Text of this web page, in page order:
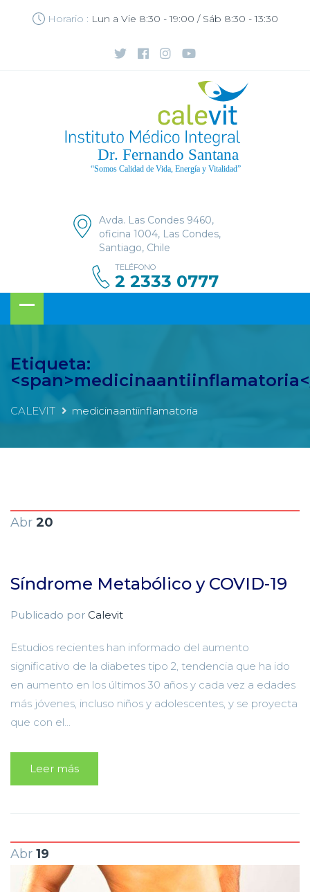
Horario : Lun a Vie 8:30 - 19:00 / Sáb 8:30 - 13:30
Avda. Las Condes 9460,
oficina 1004, Las Condes,
Santiago, Chile
TELÉFONO
2 2333 0777
Etiqueta:
CALEVIT medicinaantiinflamatoria
Abr 20
Síndrome Metabólico y COVID-19
Publicado por Calevit
Estudios recientes han informado del aumento
significativo de la diabetes tipo 2, tendencia que ha ido
en aumento en los últimos 30 años y cada vez a edades
más jóvenes, incluso niños y adolescentes, y se proyecta
que con el...
Leer más
Abr 19